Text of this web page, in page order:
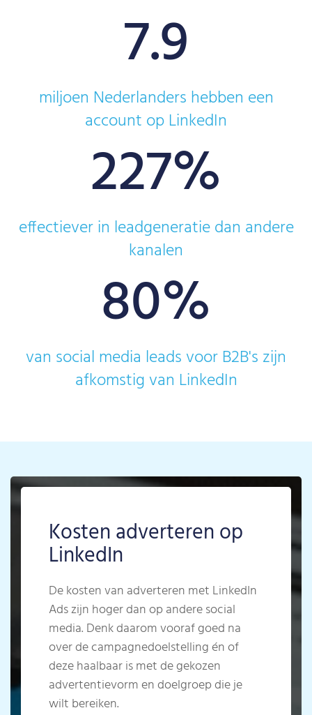
7.9
miljoen Nederlanders hebben een
account op LinkedIn
227%
effectiever in leadgeneratie dan andere
kanalen
80%
van social media leads voor B2B's zijn
afkomstig van LinkedIn
Kosten adverteren op
LinkedIn
De kosten van adverteren met LinkedIn
Ads zijn hoger dan op andere social
media. Denk daarom vooraf goed na
over de campagnedoelstelling én of
deze haalbaar is met de gekozen
advertentievorm en doelgroep die je
wilt bereiken.